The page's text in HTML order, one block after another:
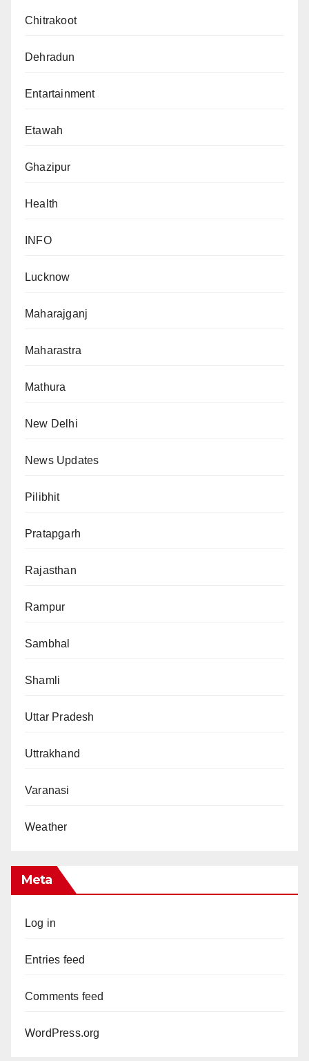
Chitrakoot
Dehradun
Entartainment
Etawah
Ghazipur
Health
INFO
Lucknow
Maharajganj
Maharastra
Mathura
New Delhi
News Updates
Pilibhit
Pratapgarh
Rajasthan
Rampur
Sambhal
Shamli
Uttar Pradesh
Uttrakhand
Varanasi
Weather
Meta
Log in
Entries feed
Comments feed
WordPress.org